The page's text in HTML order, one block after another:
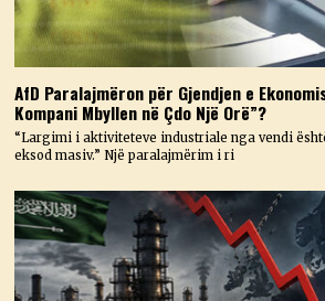
AfD Paralajmëron për Gjendjen e
Kompani Mbyllen në Çdo Një Orë”?
“Largimi i aktiviteteve industriale nga vendi
eksod masiv.” Një paralajmërim i ri